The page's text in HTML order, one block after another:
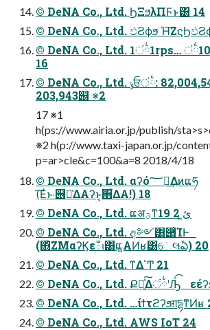
© DeNA Co., Ltd. ϦΞϧλΠϜͱ͸ 14
© DeNA Co., Ltd. ඵϨϕϧ
© DeNA Co., Ltd. 1ं྆1rps…
16
© DeNA Co., Ltd. ݸਓं྆: 82,004,544୆ ※1 λΫγʔं྆:
203,943୆ ※2
17 ※1
h(ps://www.airia.or.jp/publish/
※2 h(p://www.taxi-japan.or.jp/
p=ar>cle&c=100&a=8 2018/4/18
© DeNA Co., Ltd. αʔό؅ཧ͢Δͷແཧ
(͠Εͬͱ˓୆૿͑ΔΑʔͱ͔΋͋ΔΑ!) 18
© DeNA Co., Ltd. ແअؾͳئ͍ 2 19
© DeNA Co., Ltd. අ༻͸཈͑ΊͰ
(΋ͪΖΜαʔϏεఀࢭ͸ແ͍ΑͶʁ͸େલఏ) 20
© DeNA Co., Ltd. ͳΔ΄Ͳ 21
© DeNA Co., Ltd. Քಇ͍ͯ͠Δं྆ʹԠͯ͡
© DeNA Co., Ltd. …ίϯτϩʔϧग़དྷͳ͘Ͷʁ
© DeNA Co., Ltd. AWS IoT 24